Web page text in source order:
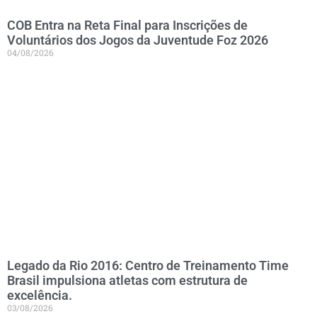
COB Entra na Reta Final para Inscrições de
Voluntários dos Jogos da Juventude Foz 2026
04/08/2026
Legado da Rio 2016: Centro de Treinamento Time
Brasil impulsiona atletas com estrutura de
excelência.
03/08/2026